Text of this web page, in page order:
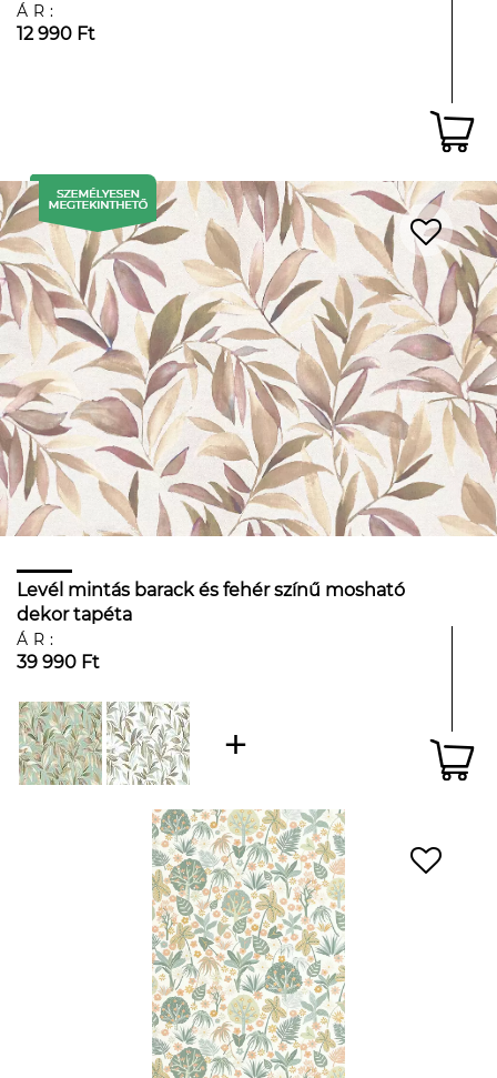
ÁR:
12 990 Ft
Levél mintás barack és fehér színű mosható
dekor tapéta
ÁR:
39 990 Ft